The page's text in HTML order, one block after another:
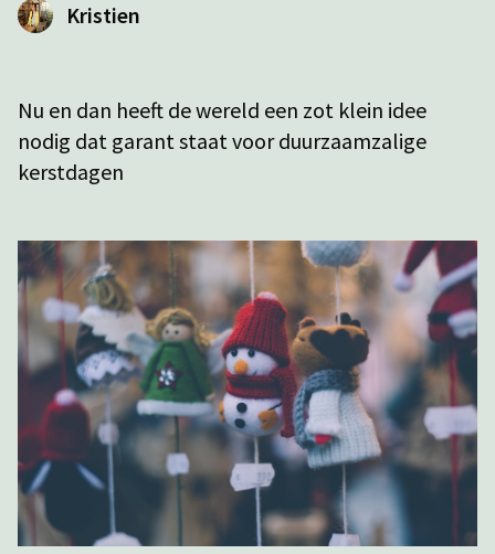
Kristien
Nu en dan heeft de wereld een zot klein idee
nodig dat garant staat voor duurzaamzalige
kerstdagen